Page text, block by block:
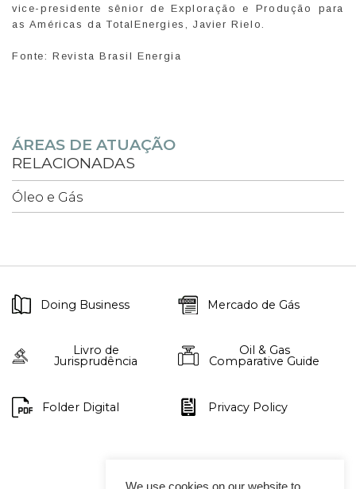
vice-presidente sênior de Exploração e Produção para
as Américas da TotalEnergies, Javier Rielo.
Fonte: Revista Brasil Energia
ÁREAS DE ATUAÇÃO
RELACIONADAS
Óleo e Gás
Doing Business Mercado de Gás
Livro de
Jurisprudência
Oil & Gas
Comparative Guide
Folder Digital Privacy Policy